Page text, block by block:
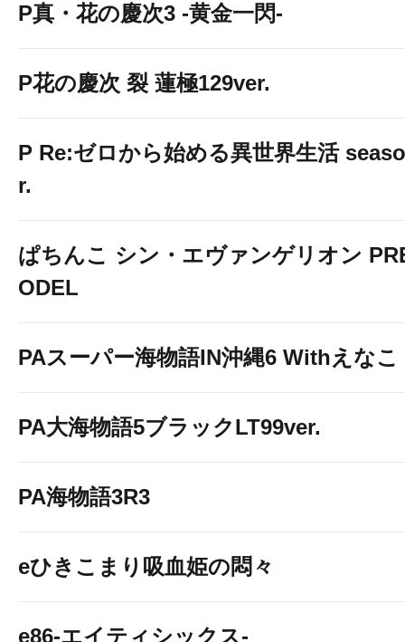
P真・花の慶次3 -黄金一閃-
P花の慶次 裂 蓮極129ver.
P Re:ゼロから始める異世界生活
r.
ぱちんこ シン・エヴァンゲリオン
ODEL
PAスーパー海物語IN沖縄6 Withえなこ
PA大海物語5ブラックLT99ver.
PA海物語3R3
eひきこまり吸血姫の悶々
e86-エイティシックス-